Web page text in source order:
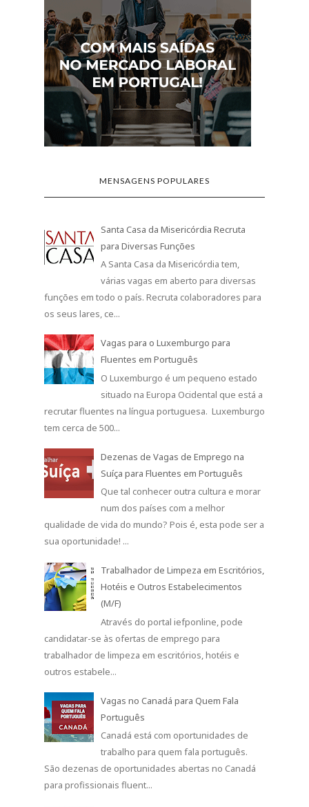
MENSAGENS POPULARES
Santa Casa da Misericórdia Recruta
para Diversas Funções
A Santa Casa da Misericórdia tem,
várias vagas em aberto para diversas
funções em todo o país. Recruta colaboradores para
os seus lares, ce...
Vagas para o Luxemburgo para
Fluentes em Português
O Luxemburgo é um pequeno estado
situado na Europa Ocidental que está a
recrutar fluentes na língua portuguesa. Luxemburgo
tem cerca de 500...
Dezenas de Vagas de Emprego na
Suíça para Fluentes em Português
Que tal conhecer outra cultura e morar
num dos países com a melhor
qualidade de vida do mundo? Pois é, esta pode ser a
sua oportunidade! ...
Trabalhador de Limpeza em Escritórios,
Hotéis e Outros Estabelecimentos
(M/F)
Através do portal iefponline, pode
candidatar-se às ofertas de emprego para
trabalhador de limpeza em escritórios, hotéis e
outros estabele...
Vagas no Canadá para Quem Fala
Português
Canadá está com oportunidades de
trabalho para quem fala português.
São dezenas de oportunidades abertas no Canadá
para profissionais fluent...